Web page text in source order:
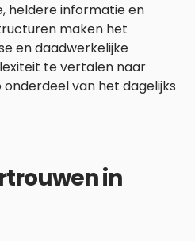
heldere informatie en
maken het
en daadwerkelijke
te vertalen naar
van het dagelijks
in